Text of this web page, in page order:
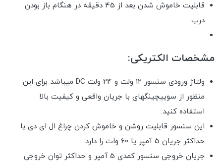
قابلیت خاموش شدن بعد از 45 دقیقه در هنگام باز بودن
درب
مشخصات الکتریکی:
ولتاژ ورودی سنسور ۱۲ ولت و 24 ولت DC میباشد برای این
منظور از سوییچینگهای با جریان واقعی و کیفیت بالا
استفاده کنید.
این سنسور قابلیت روشن و خاموش کردن چراغ ال ای دی با
حداکثر جریان 5 آمپر یا 60 وات را دارد.
جریان خروجی سنسور کمدی 5 آمپر و حداکثر توان خروجی